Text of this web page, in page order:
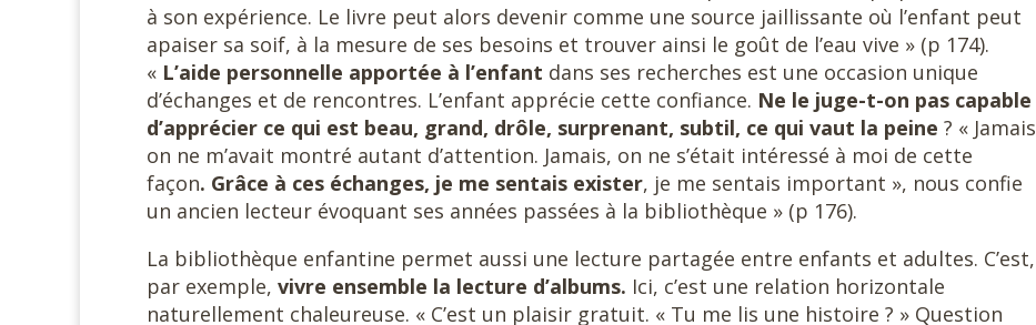
à son expérience. Le livre peut alors devenir comme une source jaillissante où l’enfant peut
apaiser sa soif, à la mesure de ses besoins et trouver ainsi le goût de l’eau vive » (p 174).
« L’aide personnelle apportée à l’enfant dans ses recherches est une occasion unique
d’échanges et de rencontres. L’enfant apprécie cette confiance. Ne le juge-t-on pas capable
d’apprécier ce qui est beau, grand, drôle, surprenant, subtil, ce qui vaut la peine ? « Jamais
on ne m’avait montré autant d’attention. Jamais, on ne s’était intéressé à moi de cette
façon. Grâce à ces échanges, je me sentais exister, je me sentais important », nous confie
un ancien lecteur évoquant ses années passées à la bibliothèque » (p 176).
La bibliothèque enfantine permet aussi une lecture partagée entre enfants et adultes. C’est,
par exemple, vivre ensemble la lecture d’albums. Ici, c’est une relation horizontale
naturellement chaleureuse. « C’est un plaisir gratuit. « Tu me lis une histoire ? » Question